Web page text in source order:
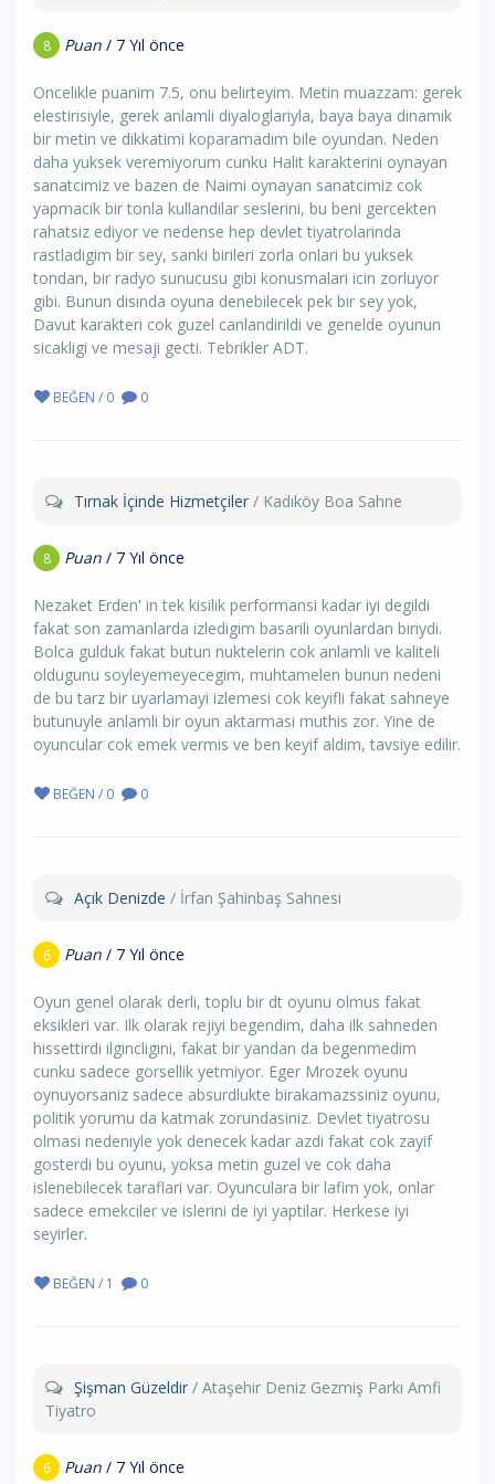
8 Puan / 7 Yıl önce
Oncelikle puanim 7.5, onu belirteyim. Metin muazzam: gerek
elestirisiyle, gerek anlamli diyaloglariyla, baya baya dinamik
bir metin ve dikkatimi koparamadim bile oyundan. Neden
daha yuksek veremiyorum cunku Halit karakterini oynayan
sanatcimiz ve bazen de Naimi oynayan sanatcimiz cok
yapmacik bir tonla kullandilar seslerini, bu beni gercekten
rahatsiz ediyor ve nedense hep devlet tiyatrolarinda
rastladigim bir sey, sanki birileri zorla onlari bu yuksek
tondan, bir radyo sunucusu gibi konusmalari icin zorluyor
gibi. Bunun disinda oyuna denebilecek pek bir sey yok,
Davut karakteri cok guzel canlandirildi ve genelde oyunun
sicakligi ve mesaji gecti. Tebrikler ADT.
BEĞEN / 0 0
Tırnak İçinde Hizmetçiler / Kadıköy Boa Sahne
8 Puan / 7 Yıl önce
Nezaket Erden' in tek kisilik performansi kadar iyi degildi
fakat son zamanlarda izledigim basarili oyunlardan biriydi.
Bolca gulduk fakat butun nuktelerin cok anlamli ve kaliteli
oldugunu soyleyemeyecegim, muhtamelen bunun nedeni
de bu tarz bir uyarlamayi izlemesi cok keyifli fakat sahneye
butunuyle anlamli bir oyun aktarmasi muthis zor. Yine de
oyuncular cok emek vermis ve ben keyif aldim, tavsiye edilir.
BEĞEN / 0 0
Açık Denizde / İrfan Şahinbaş Sahnesi
6 Puan / 7 Yıl önce
Oyun genel olarak derli, toplu bir dt oyunu olmus fakat
eksikleri var. Ilk olarak rejiyi begendim, daha ilk sahneden
hissettirdi ilgincligini, fakat bir yandan da begenmedim
cunku sadece gorsellik yetmiyor. Eger Mrozek oyunu
oynuyorsaniz sadece absurdlukte birakamazssiniz oyunu,
politik yorumu da katmak zorundasiniz. Devlet tiyatrosu
olmasi nedeniyle yok denecek kadar azdi fakat cok zayif
gosterdi bu oyunu, yoksa metin guzel ve cok daha
islenebilecek taraflari var. Oyunculara bir lafim yok, onlar
sadece emekciler ve islerini de iyi yaptilar. Herkese iyi
seyirler.
BEĞEN / 1 0
Şişman Güzeldir / Ataşehir Deniz Gezmiş Parkı Amfi
Tiyatro
6 Puan / 7 Yıl önce